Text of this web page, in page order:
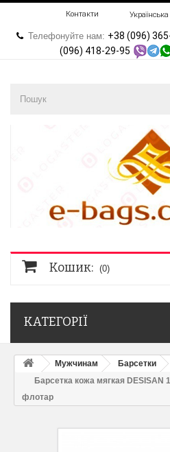
Українська
Контакти
Телефонуйте нам: +38 (096)
(096) 418-29-95
Кошик: (0)
КАТЕГОРІЇ
Мужчинам Барсетки
Барсетка кожа мягкая DESISAN
флотар